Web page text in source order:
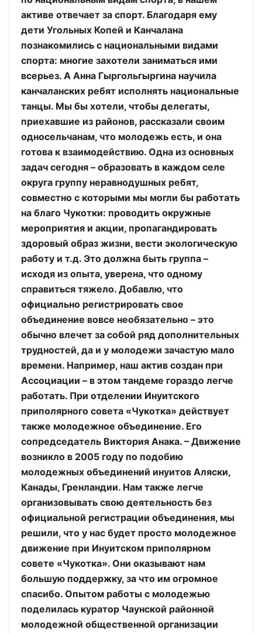
активе отвечает за спорт. Благодаря ему
дети Угольных Копей и Канчалана
познакомились с национальными видами
спорта: многие захотели заниматься ими
всерьез. А Анна Гыргольгыргина научила
канчаланских ребят исполнять национальные
танцы. Мы бы хотели, чтобы делегаты,
приехавшие из районов, рассказали своим
односельчанам, что молодежь есть, и она
готова к взаимодействию. Одна из основных
задач сегодня – образовать в каждом селе
округа группу неравнодушных ребят,
совместно с которыми мы могли бы работать
на благо Чукотки: проводить окружные
мероприятия и акции, пропагандировать
здоровый образ жизни, вести экологическую
работу и т.д. Это должна быть группа –
исходя из опыта, уверена, что одному
справиться тяжело. Добавлю, что
официально регистрировать свое
объединение вовсе необязательно – это
обычно влечет за собой ряд дополнительных
трудностей, да и у молодежи зачастую мало
времени. Например, наш актив создан при
Ассоциации – в этом тандеме гораздо легче
работать. При отделении Инуитского
приполярного совета «Чукотка» действует
также молодежное объединение. Его
сопредседатель Виктория Анака. – Движение
возникло в 2005 году по подобию
молодежных объединений инуитов Аляски,
Канады, Гренландии. Нам также легче
организовывать свою деятельность без
официальной регистрации объединения, мы
решили, что у нас будет просто молодежное
движение при Инуитском приполярном
совете «Чукотка». Они оказывают нам
большую поддержку, за что им огромное
спасибо. Опытом работы с молодежью
поделилась куратор Чаунской районной
молодежной общественной организации